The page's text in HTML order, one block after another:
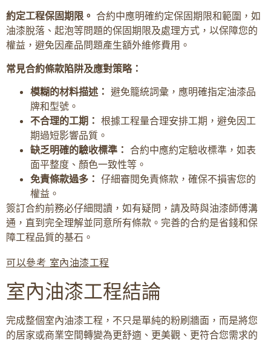
約定工程保固期限。 合約中應明確約定保固期限和範圍，如
油漆脫落、起泡等問題的保固期限及處理方式，以保障您的
權益，避免因產品問題產生額外維修費用。
常見合約條款陷阱及應對策略：
模糊的材料描述： 避免籠統詞彙，應明確指定油漆品
牌和型號。
不合理的工期： 根據工程量合理安排工期，避免因工
期過短影響品質。
缺乏明確的驗收標準： 合約中應約定驗收標準，如表
面平整度、顏色一致性等。
免責條款過多： 仔細審閱免責條款，確保不損害您的
權益。
簽訂合約前務必仔細閱讀，如有疑問，請及時與油漆師傅溝
通，直到完全理解並同意所有條款。完善的合約是省錢和保
障工程品質的基石。
可以參考 室內油漆工程
室內油漆工程結論
完成整個室內油漆工程，不只是單純的粉刷牆面，而是將您
的居家或商業空間轉變為更舒適、更美觀、更符合您需求的